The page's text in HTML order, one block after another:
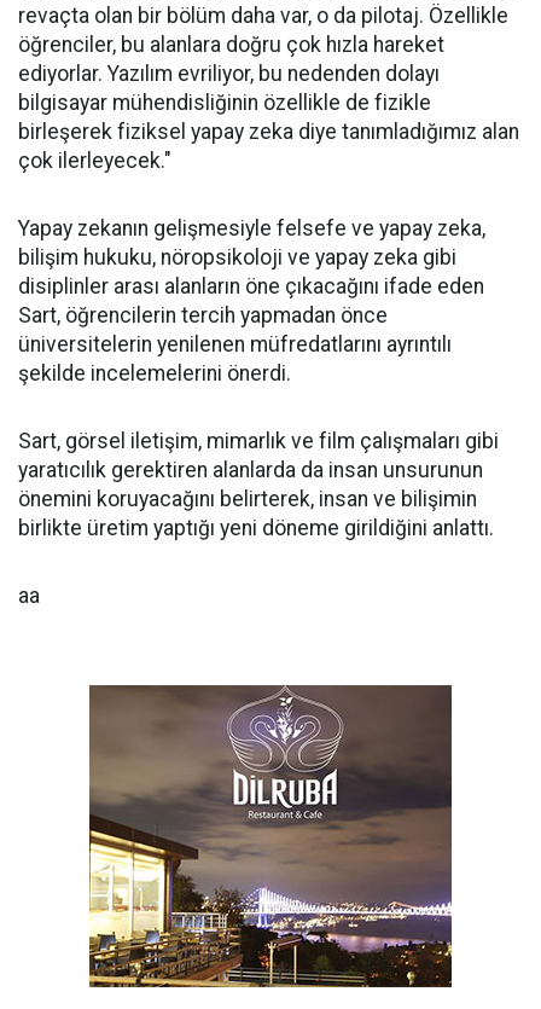
revaçta olan bir bölüm daha var, o da pilotaj. Özellikle
öğrenciler, bu alanlara doğru çok hızla hareket
ediyorlar. Yazılım evriliyor, bu nedenden dolayı
bilgisayar mühendisliğinin özellikle de fizikle
birleşerek fiziksel yapay zeka diye tanımladığımız alan
çok ilerleyecek."
Yapay zekanın gelişmesiyle felsefe ve yapay zeka,
bilişim hukuku, nöropsikoloji ve yapay zeka gibi
disiplinler arası alanların öne çıkacağını ifade eden
Sart, öğrencilerin tercih yapmadan önce
üniversitelerin yenilenen müfredatlarını ayrıntılı
şekilde incelemelerini önerdi.
Sart, görsel iletişim, mimarlık ve film çalışmaları gibi
yaratıcılık gerektiren alanlarda da insan unsurunun
önemini koruyacağını belirterek, insan ve bilişimin
birlikte üretim yaptığı yeni döneme girildiğini anlattı.
aa